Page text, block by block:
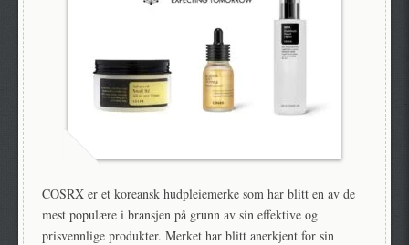
COSRX er et koreansk hudpleiemerke som har blitt en av de
mest populære i bransjen på grunn av sin effektive og
prisvennlige produkter. Merket har blitt anerkjent for sin